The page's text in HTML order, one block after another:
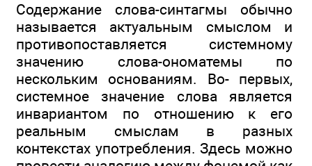
Содержание слова-синтагмы обычно
называется актуальным смыслом и
противопоставляется системному
значению слова-ономатемы по
нескольким основаниям. Во- первых,
системное значение слова является
инвариантом по отношению к его
реальным смыслам в разных
контекстах употребления. Здесь можно